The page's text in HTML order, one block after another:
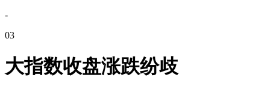
-
03
大指数收盘涨跌纷歧